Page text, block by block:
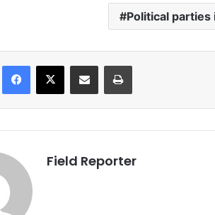
Political parties
Facebook
X Share via Email Print
Field Reporter